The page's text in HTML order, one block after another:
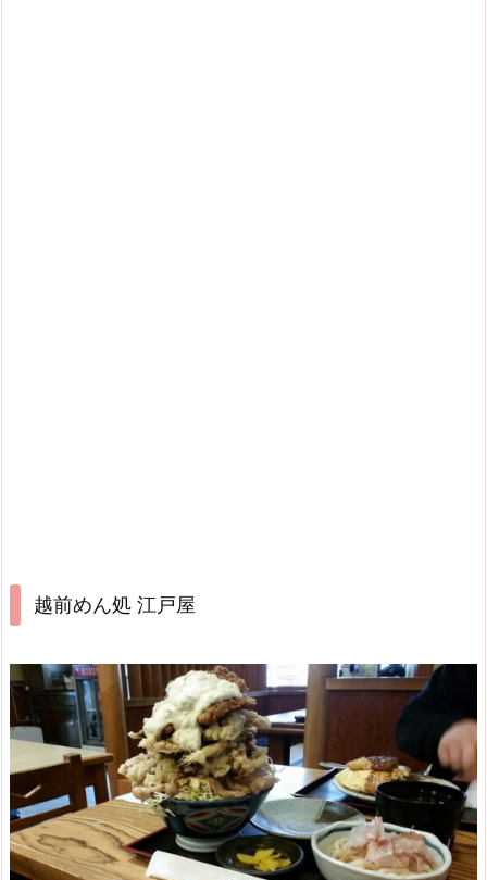
越前めん処 江戸屋